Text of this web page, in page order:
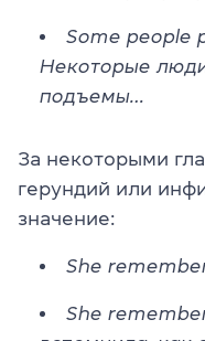
Some people
Некоторые
подъемы…
За некоторыми
герундий или
значение:
She
She